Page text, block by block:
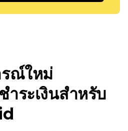
รณ์ใหม่
ชำระเงินสำหรับ